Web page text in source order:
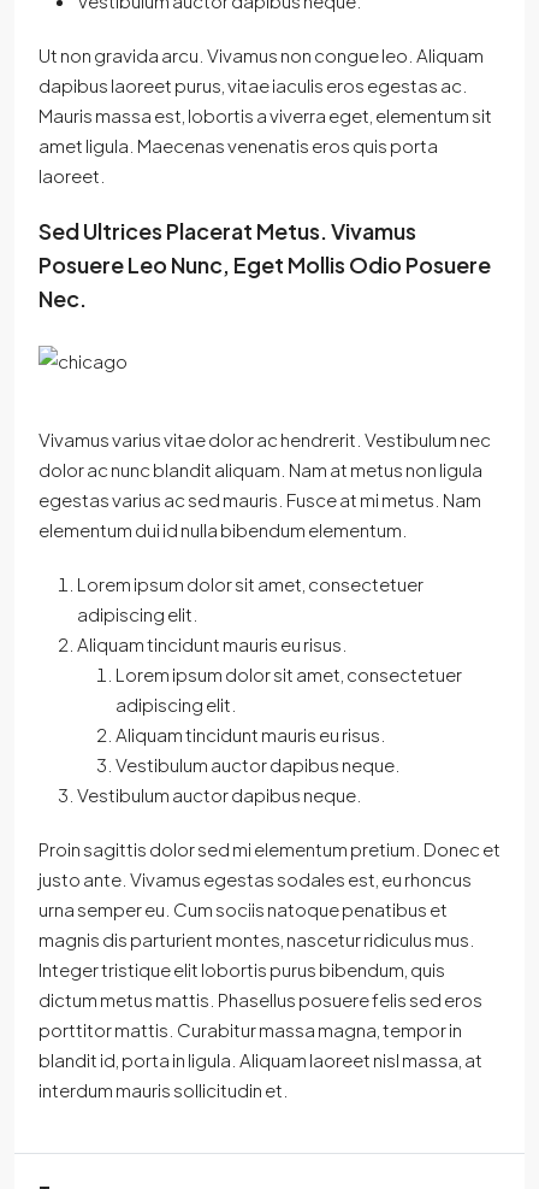
Ut non gravida arcu. Vivamus non congue leo. Aliquam
dapibus laoreet purus, vitae iaculis eros egestas ac.
Mauris massa est, lobortis a viverra eget, elementum sit
amet ligula. Maecenas venenatis eros quis porta
laoreet.
Sed Ultrices Placerat Metus. Vivamus
Posuere Leo Nunc, Eget Mollis Odio Posuere
Nec.
Vivamus varius vitae dolor ac hendrerit. Vestibulum nec
dolor ac nunc blandit aliquam. Nam at metus non ligula
egestas varius ac sed mauris. Fusce at mi metus. Nam
elementum dui id nulla bibendum elementum.
Lorem ipsum dolor sit amet, consectetuer
adipiscing elit.
Aliquam tincidunt mauris eu risus.
Lorem ipsum dolor sit amet, consectetuer
adipiscing elit.
Aliquam tincidunt mauris eu risus.
Vestibulum auctor dapibus neque.
Vestibulum auctor dapibus neque.
Proin sagittis dolor sed mi elementum pretium. Donec et
justo ante. Vivamus egestas sodales est, eu rhoncus
urna semper eu. Cum sociis natoque penatibus et
magnis dis parturient montes, nascetur ridiculus mus.
Integer tristique elit lobortis purus bibendum, quis
dictum metus mattis. Phasellus posuere felis sed eros
porttitor mattis. Curabitur massa magna, tempor in
blandit id, porta in ligula. Aliquam laoreet nisl massa, at
interdum mauris sollicitudin et.